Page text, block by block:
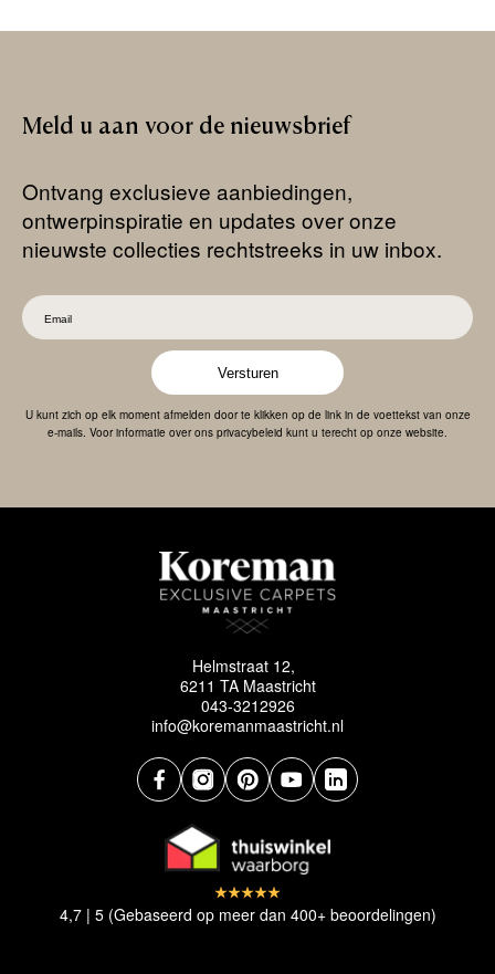
Meld u aan voor de nieuwsbrief
Ontvang exclusieve aanbiedingen,
ontwerpinspiratie en updates over onze
nieuwste collecties rechtstreeks in uw inbox.
Versturen
U kunt zich op elk moment afmelden door te klikken op de link in de voettekst van onze
e-mails. Voor informatie over ons privacybeleid kunt u terecht op onze website.
Helmstraat 12,
6211 TA Maastricht
043-3212926
info@koremanmaastricht.nl
4,7 | 5 (Gebaseerd op meer dan 400+ beoordelingen)